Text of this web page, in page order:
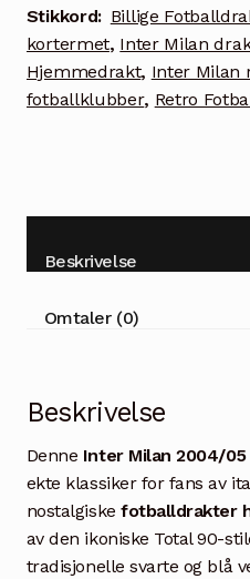
Stikkord: Billige
kortermet, Inter Milan
Hjemmedrakt, Inter Milan
fotballklubber, Retro
Beskrivelse
Omtaler (0)
Beskrivelse
Denne Inter Milan 2004/
ekte klassiker for fans av
nostalgiskefotballdrakter
av den ikoniske Total 90-
tradisjonelle svarte og blå